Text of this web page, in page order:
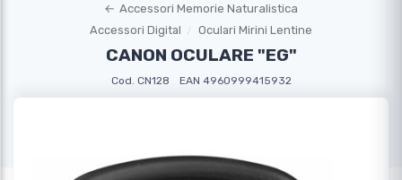
← Accessori Memorie Naturalistica
Accessori Digital
Oculari Mirini Lentine
CANON OCULARE "EG"
Cod. CN128 EAN 4960999415932